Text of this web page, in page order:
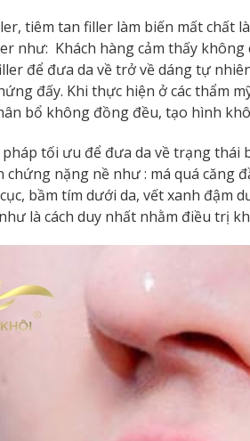
tiêm tan filler làm biến mất chất
như: Khách hàng cảm thấy
để đưa da về trở về dáng tự
đấy. Khi thực hiện ở các thẩm
bổ không đồng đều, tạo hình
tối ưu để đưa da về trạng thái
chứng nặng nề như : má quá căng
bầm tím dưới da, vết xanh đậm
là cách duy nhất nhằm điều trị